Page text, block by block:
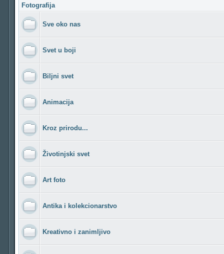
Fotografija
Sve oko nas
Svet u boji
Biljni svet
Animacija
Kroz prirodu...
Životinjski svet
Art foto
Antika i kolekcionarstvo
Kreativno i zanimljivo